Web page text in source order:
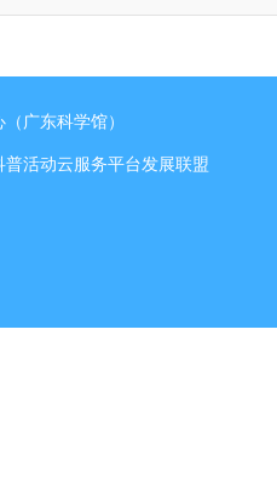
广东科学馆）
活动云服务平台发展联盟